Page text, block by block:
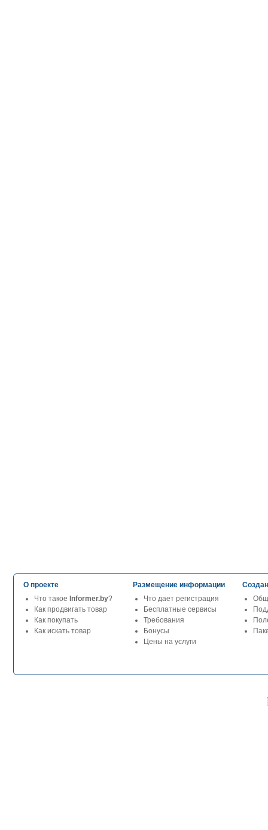
О проекте
Что такое Informer.by?
Как продвигать товар
Как покупать
Как искать товар
Размещение информации
Что дает регистрация
Бесплатные сервисы
Требования
Бонусы
Цены на услуги